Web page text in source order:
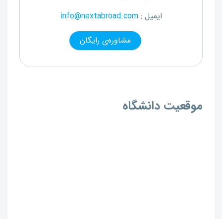
ایمیل :info@nextabroad.com
مشاوره‌ی رایگان
موقعیت دانشگاه